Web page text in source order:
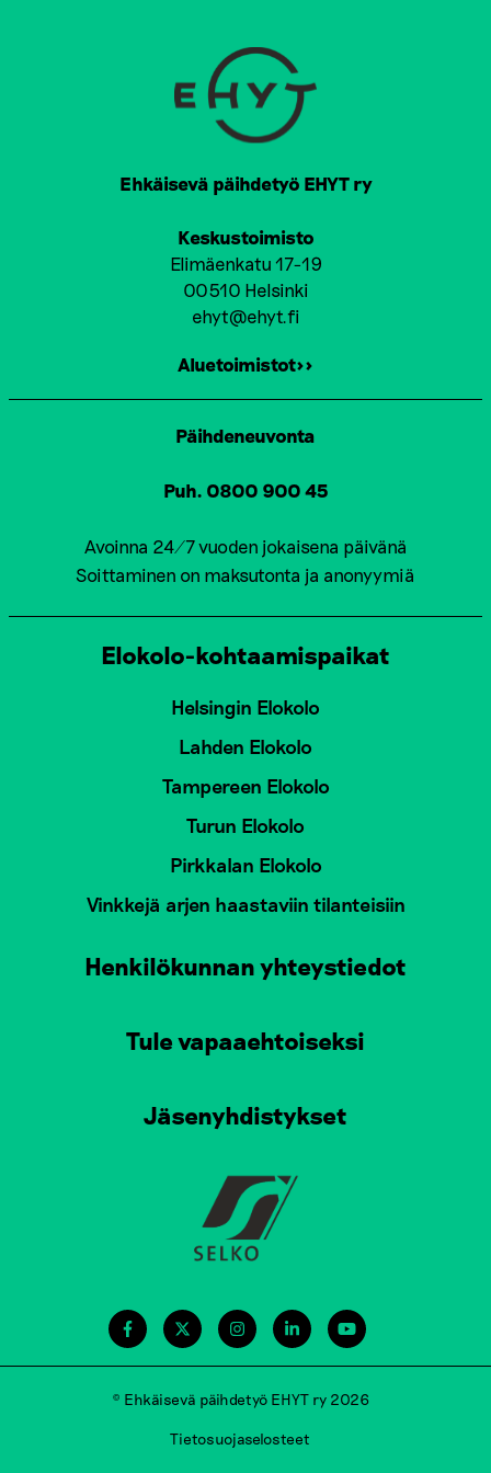
Ehkäisevä päihdetyö EHYT ry
Keskustoimisto
Elimäenkatu 17-19
00510 Helsinki
ehyt@ehyt.fi
Aluetoimistot>>
Päihdeneuvonta
Puh. 0800 900 45
Avoinna 24/7 vuoden jokaisena päivänä
Soittaminen on maksutonta ja anonyymiä
Elokolo-kohtaamispaikat
Helsingin Elokolo
Lahden Elokolo
Tampereen Elokolo
Turun Elokolo
Pirkkalan Elokolo
Vinkkejä arjen haastaviin tilanteisiin
Henkilökunnan yhteystiedot
Tule vapaaehtoiseksi
Jäsenyhdistykset
© Ehkäisevä päihdetyö EHYT ry 2026
Tietosuojaselosteet